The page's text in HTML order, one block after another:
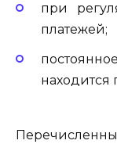
при
платежей;
находится